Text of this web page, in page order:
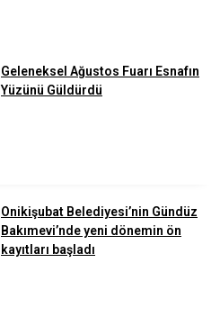
Geleneksel Ağustos Fuarı Esnafın
Yüzünü Güldürdü
Onikişubat Belediyesi’nin Gündüz
Bakımevi’nde yeni dönemin ön
kayıtları başladı